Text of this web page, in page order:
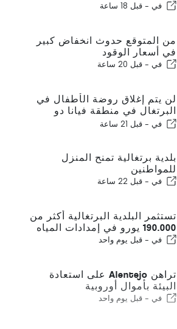
في - قبل 18 ساعة
من المتوقع حدوث انخفاض كبير
في أسعار الوقود
في - قبل 20 ساعة
لن يتم إغلاق روضة الأطفال في
البرتغال في منطقة فيانا دو
كاستيلو
في - قبل 21 ساعة
بلدية برتغالية تمنح المنزل
للمواطنين
في - قبل 22 ساعة
تستثمر البلدية البرتغالية أكثر من
190.000 يورو في إمدادات المياه
في - قبل يوم واحد
تراهن Alentejo على استعادة
البيئة بأموال أوروبية
في - قبل يوم واحد